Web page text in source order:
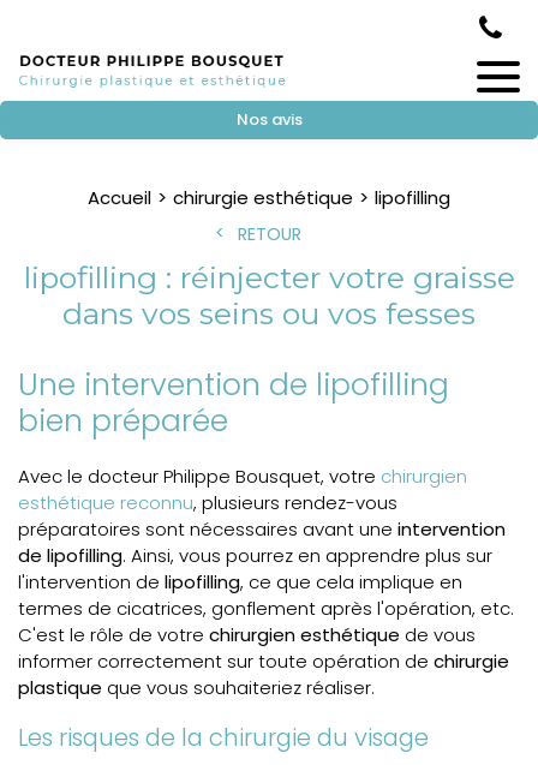
Nos avis
Accueil chirurgie esthétique lipofilling
RETOUR
lipofilling : réinjecter votre graisse
dans vos seins ou vos fesses
Une intervention de lipofilling
bien préparée
Avec le docteur Philippe Bousquet, votre chirurgien
esthétique reconnu, plusieurs rendez-vous
préparatoires sont nécessaires avant une intervention
de lipofilling. Ainsi, vous pourrez en apprendre plus sur
l'intervention de lipofilling, ce que cela implique en
termes de cicatrices, gonflement après l'opération, etc.
C'est le rôle de votre chirurgien esthétique de vous
informer correctement sur toute opération de chirurgie
plastique que vous souhaiteriez réaliser.
Les risques de la chirurgie du visage